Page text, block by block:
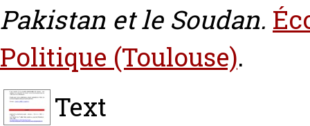
Pakistan et le Soudan.
Politique (Toulouse).
Text